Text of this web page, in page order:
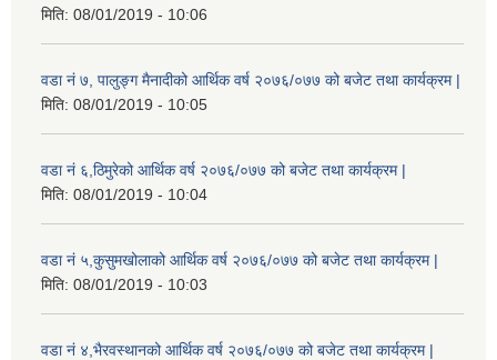
मिति: 08/01/2019 - 10:06
वडा नं ७, पालुङ्ग मैनादीको आर्थिक वर्ष २०७६/०७७ को बजेट तथा कार्यक्रम |
मिति: 08/01/2019 - 10:05
वडा नं ६,ठिमुरेको आर्थिक वर्ष २०७६/०७७ को बजेट तथा कार्यक्रम |
मिति: 08/01/2019 - 10:04
वडा नं ५,कुसुमखोलाको आर्थिक वर्ष २०७६/०७७ को बजेट तथा कार्यक्रम |
मिति: 08/01/2019 - 10:03
वडा नं ४,भैरवस्थानको आर्थिक वर्ष २०७६/०७७ को बजेट तथा कार्यक्रम |